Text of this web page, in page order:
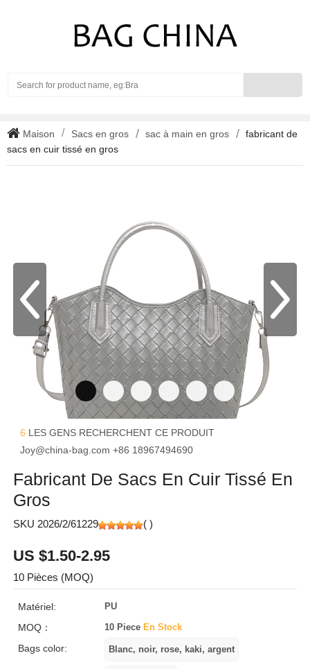
Maison Sacs en gros sac à main en gros
fabricant de
sacs en cuir tissé en gros
6 LES GENS RECHERCHENT CE PRODUIT
Joy@china-bag.com +86 18967494690
Fabricant De Sacs En Cuir Tissé En
Gros
SKU 2026/2/61229 ( )
US $1.50-2.95
10 Pièces (MOQ)
Matériel: PU
MOQ： 10 Piece En Stock
Bags color: